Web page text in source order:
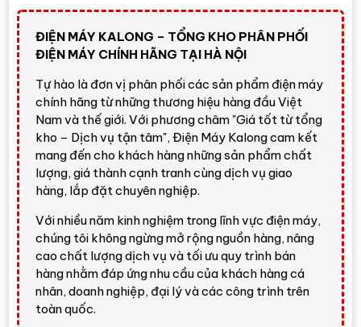
Trả lời nhanh:nếu bạn cần một chiếcmáy giặt
lồng ngang 14 kgcó giặt hơi nước, giặt nhanh 39
phút trong điều kiện phù hợp, chăm sóc vải bằng
lựa chọn đáng cân nhắc trong phân khúc máy giặt
gia đình dung tích lớn. Giá tham khảo tại Điện Máy
Kalong: 11.750.000 đ; vui lòng liên hệ để nhận báo
giá mới nhất.
Gọi ngay
Tổng quan Máy giặt LG Inverter
14 kg FV1414S3P
Máy giặt LG Inverter 14 kg FV1414S3Pthuộc nhóm
máy giặt cửa trước/lồng ngang của LG, hướng đến người
ĐIỆN MÁY KALONG – TỔNG KHO PHÂN PHỐI
ĐIỆN MÁY CHÍNH HÃNG TẠI HÀ NỘI
Tự hào là đơn vị phân phối các sản phẩm điện máy
chính hãng từ những thương hiệu hàng đầu Việt
Nam và thế giới. Với phương châm "Giá tốt từ tổng
kho – Dịch vụ tận tâm", Điện Máy Kalong cam kết
mang đến cho khách hàng những sản phẩm chất
lượng, giá thành cạnh tranh cùng dịch vụ giao
hàng, lắp đặt chuyên nghiệp.
Với nhiều năm kinh nghiệm trong lĩnh vực điện máy,
chúng tôi không ngừng mở rộng nguồn hàng, nâng
cao chất lượng dịch vụ và tối ưu quy trình bán
hàng nhằm đáp ứng nhu cầu của khách hàng cá
nhân, doanh nghiệp, đại lý và các công trình trên
toàn quốc.